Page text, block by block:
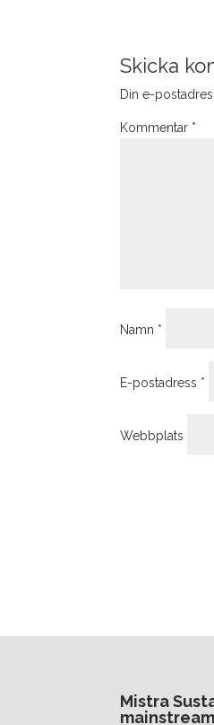
Skicka
Din e-
Kommentar *
Namn *
E-postadress *
Webbplats
Mistra
mainstream